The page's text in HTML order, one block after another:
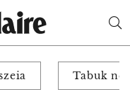
Tabuk